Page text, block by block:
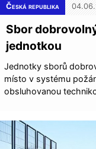
Česká republika
Sbor
jednotkou
Jednotky sborů
místo v systému
obsluhovanou